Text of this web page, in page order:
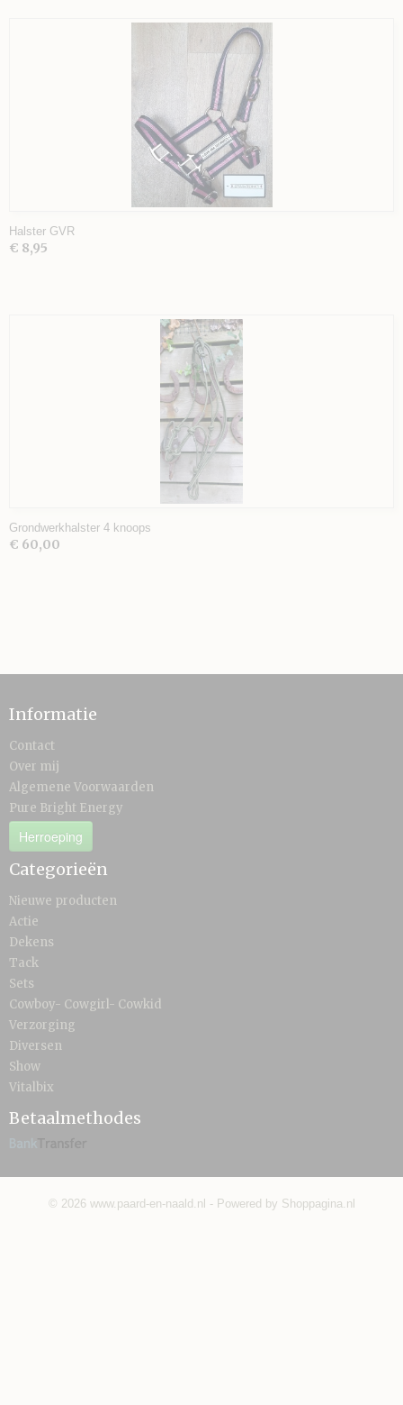
Halster GVR
€ 8,95
Grondwerkhalster 4 knoops
€ 60,00
Informatie
Contact
Over mij
Algemene Voorwaarden
Pure Bright Energy
Herroeping
Categorieën
Nieuwe producten
Actie
Dekens
Tack
Sets
Cowboy- Cowgirl- Cowkid
Verzorging
Diversen
Show
Vitalbix
Betaalmethodes
© 2026 www.paard-en-naald.nl - Powered by Shoppagina.nl